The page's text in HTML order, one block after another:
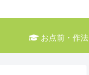
お点前・作法